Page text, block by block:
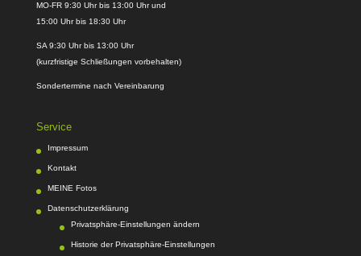
MO-FR 9:30 Uhr bis 13:00 Uhr und
15:00 Uhr bis 18:30 Uhr
SA 9:30 Uhr bis 13:00 Uhr
(kurzfristige Schließungen vorbehalten)
Sondertermine nach Vereinbarung
Service
Impressum
Kontakt
MEINE Fotos
Datenschutzerklärung
Privatsphäre-Einstellungen ändern
Historie der Privatsphäre-Einstellungen